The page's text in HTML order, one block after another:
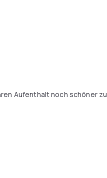
Aufenthalt noch schöner zu